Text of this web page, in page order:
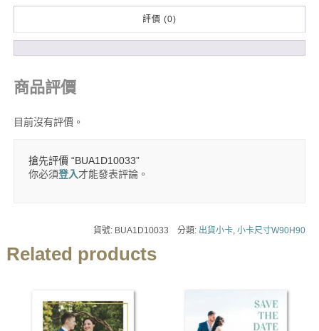
評價 (0)
商品評價
目前沒有評價。
搶先評價 “BUA1D10033”
你必須登入才能發表評論。
貨號: BUA1D10033 分類: 出貨小卡 ,小卡尺寸W90H90
Related products